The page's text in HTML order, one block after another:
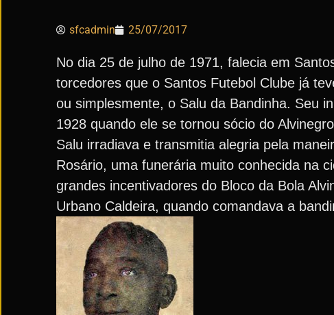
sfcadmin 25/07/2017
No dia 25 de julho de 1971, falecia em
torcedores que o Santos Futebol Clube já
ou simplesmente, o Salu da Bandinha. Seu
1928 quando ele se tornou sócio do
Salu irradiava e transmitia alegria pela
Rosário, uma funerária muito conhecida na
grandes incentivadores do Bloco da Bola
Urbano Caldeira, quando comandava a